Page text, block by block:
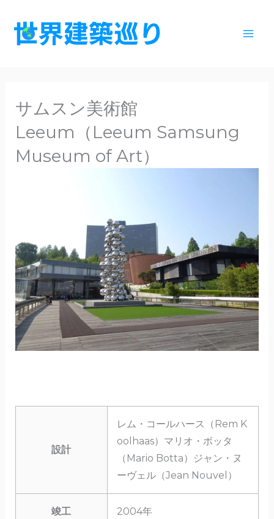
サムスン美術館
Leeum（Leeum Samsung
Museum of Art）
設計
レム・コールハース（Rem K
oolhaas）マリオ・ボッタ
（Mario Botta）ジャン・ヌ
ーヴェル（Jean Nouvel）
竣工 2004年